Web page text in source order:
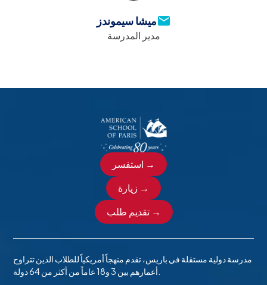
ميشا سيموندز
مدير المدرسة
استفسر →
زيارة →
تقديم طلب →
مدرسة دولية مستقلة في باريس، تقدم منهجاً أمريكياً للطلاب الذين تتراوح